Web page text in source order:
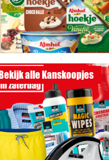
Bekijk alle Kanskoopjes